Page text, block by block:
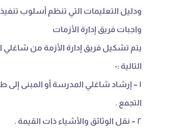
ودليل التعليمات التي تنظم أسلوب
واجبات فريق إدارة الأزمات
يتم تشكيل فريق إدارة الأزمة من شاغلي
التالية :-
١ – إرشاد شاغلي المدرسة أو المبنى إلى طريق مسالك الهروب ومخارج الطوارئ ونقاط
التجمع .
٢ – نقل الوثائق والأشياء ذات القيمة .